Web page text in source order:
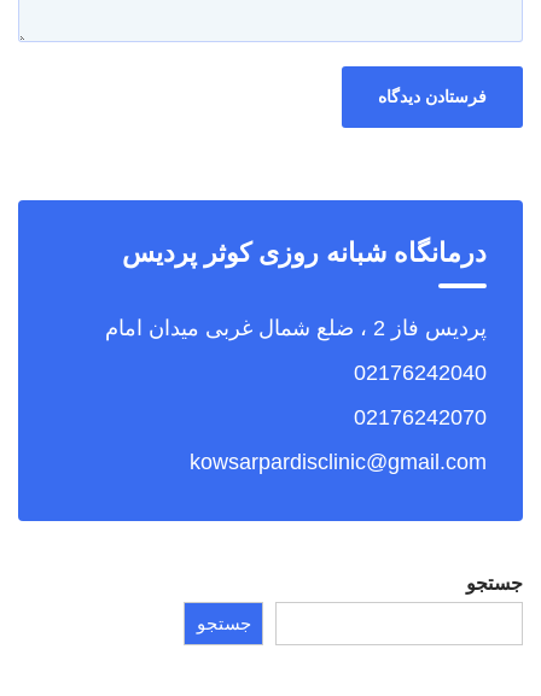
درمانگاه شبانه روزی کوثر پردیس
پردیس فاز 2 ، ضلع شمال غربی میدان امام
02176242040
02176242070
kowsarpardisclinic@gmail.com
جستجو
جستجو